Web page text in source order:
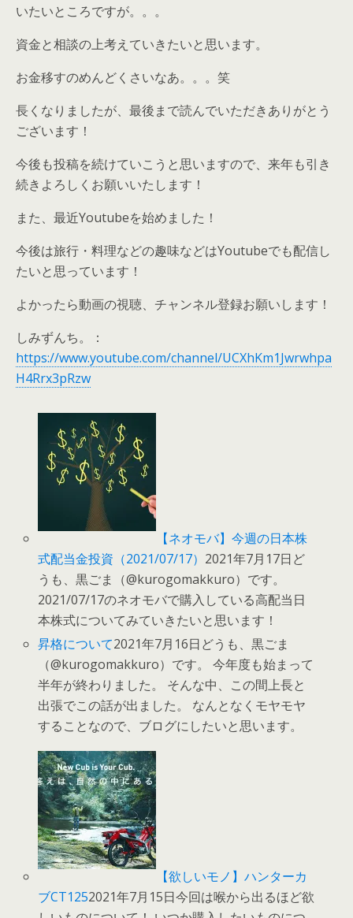
いたいところですが。。。
資金と相談の上考えていきたいと思います。
お金移すのめんどくさいなあ。。。笑
長くなりましたが、最後まで読んでいただきありがとう
ございます！
今後も投稿を続けていこうと思いますので、来年も引き
続きよろしくお願いいたします！
また、最近Youtubeを始めました！
今後は旅行・料理などの趣味などはYoutubeでも配信し
たいと思っています！
よかったら動画の視聴、チャンネル登録お願いします！
しみずんち。：
https://www.youtube.com/channel/UCXhKm1Jwrwhpa
H4Rrx3pRzw
【ネオモバ】今週の日本株
式配当金投資（2021/07/17） 2021年7月17日ど
うも、黒ごま（@kurogomakkuro）です。
2021/07/17のネオモバで購入している高配当日
本株式についてみていきたいと思います！
昇格について2021年7月16日どうも、黒ごま
（@kurogomakkuro）です。 今年度も始まって
半年が終わりました。 そんな中、この間上長と
出張でこの話が出ました。 なんとなくモヤモヤ
することなので、ブログにしたいと思います。
【欲しいモノ】ハンターカ
ブCT1252021年7月15日今回は喉から出るほど欲